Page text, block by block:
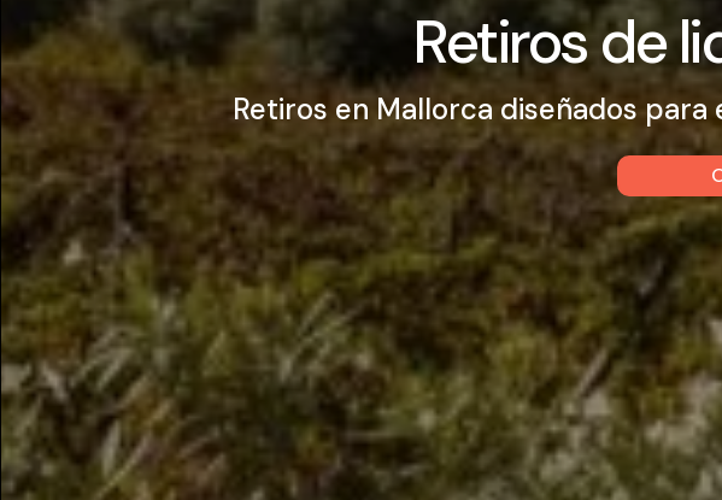
Retiros de
Retiros en Mallorca diseñados